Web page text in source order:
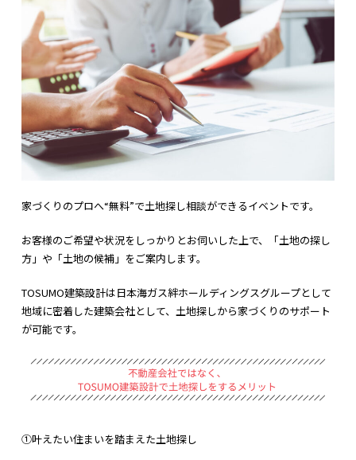
家づくりのプロへ“無料”で土地探し相談ができるイベントです。
お客様のご希望や状況をしっかりとお伺いした上で、「土地の探し
方」や「土地の候補」をご案内します。
TOSUMO建築設計は日本海ガス絆ホールディングスグループとして
地域に密着した建築会社として、土地探しから家づくりのサポート
が可能です。
①叶えたい住まいを踏まえた土地探し